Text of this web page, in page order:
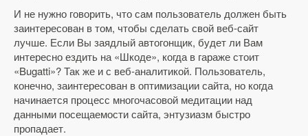
И не нужно говорить, что сам пользователь должен быть
заинтересован в том, чтобы сделать свой веб-сайт
лучше. Если Вы заядлый автогонщик, будет ли Вам
интересно ездить на «Шкоде», когда в гараже стоит
«Bugatti»? Так же и с веб-аналитикой. Пользователь,
конечно, заинтересован в оптимизации сайта, но когда
начинается процесс многочасовой медитации над
данными посещаемости сайта, энтузиазм быстро
пропадает.